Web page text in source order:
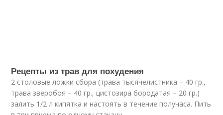
Рецепты из трав для похудения
2 столовые ложки сбора (трава тысячелистника – 40 гр.,
трава зверобоя – 40 гр., цистозира бородатая – 20 гр.)
залить 1/2 л кипятка и настоять в течение получаса. Пить